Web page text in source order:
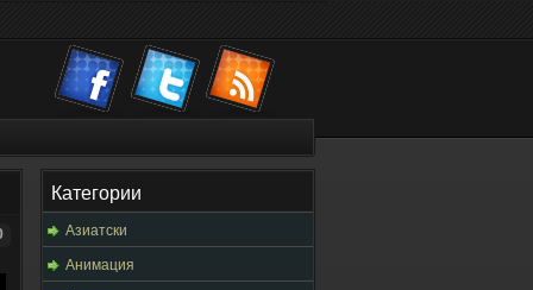
Категории
Азиатски
Анимация